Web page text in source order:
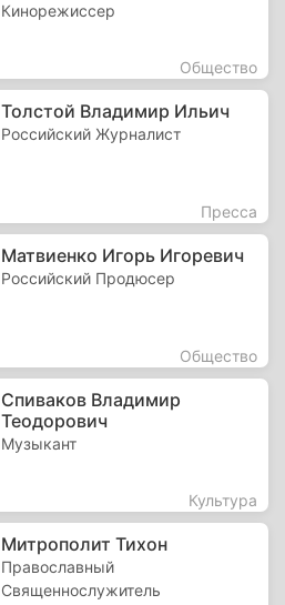
Кинорежиссер
Общество
Толстой Владимир Ильич
Российский Журналист
Пресса
Матвиенко Игорь Игоревич
Российский Продюсер
Общество
Спиваков Владимир
Теодорович
Музыкант
Культура
Митрополит Тихон
Православный
Священнослужитель